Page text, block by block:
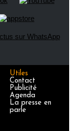
Utiles
Contact
Publicité
Agenda
La presse en
parle